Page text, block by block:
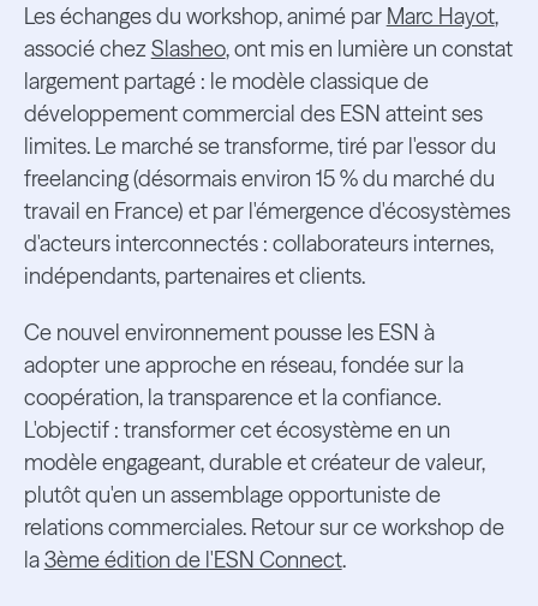
Les échanges du workshop, animé par Marc Hayot,
associé chez Slasheo, ont mis en lumière un constat
largement partagé : le modèle classique de
développement commercial des ESN atteint ses
limites. Le marché se transforme, tiré par l'essor du
freelancing (désormais environ 15 % du marché du
travail en France) et par l'émergence d'écosystèmes
d'acteurs interconnectés : collaborateurs internes,
indépendants, partenaires et clients.
Ce nouvel environnement pousse les ESN à
adopter une approche en réseau, fondée sur la
coopération, la transparence et la confiance.
L'objectif : transformer cet écosystème en un
modèle engageant, durable et créateur de valeur,
plutôt qu'en un assemblage opportuniste de
relations commerciales. Retour sur ce workshop de
la3ème édition de l'ESN Connect.